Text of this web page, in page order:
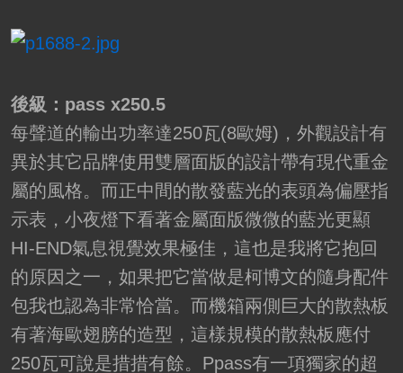
後級：pass x250.5
每聲道的輸出功率達250瓦(8歐姆)，外觀設計有
異於其它品牌使用雙層面版的設計帶有現代重金
屬的風格。而正中間的散發藍光的表頭為偏壓指
示表，小夜燈下看著金屬面版微微的藍光更顯
HI-END氣息視覺效果極佳，這也是我將它抱回
的原因之一，如果把它當做是柯博文的隨身配件
包我也認為非常恰當。而機箱兩側巨大的散熱板
有著海歐翅膀的造型，這樣規模的散熱板應付
250瓦可說是措措有餘。Ppass有一項獨家的超